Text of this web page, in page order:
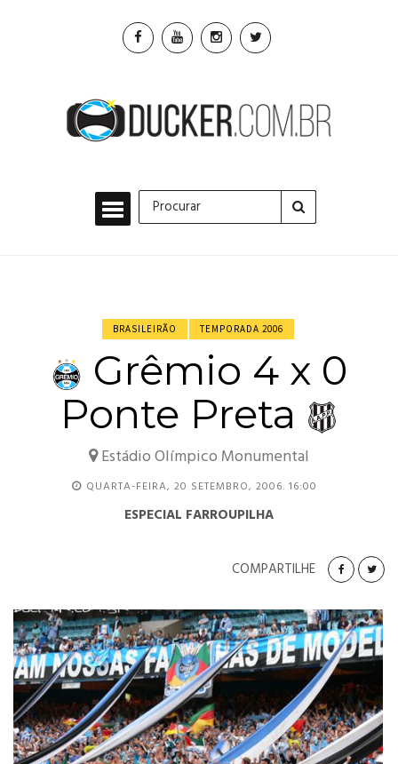
BRASILEIRÃO TEMPORADA 2006
Grêmio 4 x 0
Ponte Preta
Estádio Olímpico Monumental
QUARTA-FEIRA, 20 SETEMBRO, 2006. 16:00
ESPECIAL FARROUPILHA
COMPARTILHE